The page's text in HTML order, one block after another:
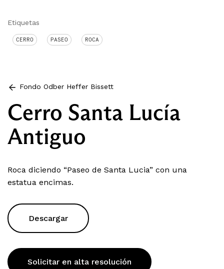
Etiquetas
CERRO PASEO ROCA
Fondo Odber Heffer Bissett
Cerro Santa Lucía
Antiguo
Roca diciendo “Paseo de Santa Lucia” con una
estatua encimas.
Descargar
Solicitar en alta resolución